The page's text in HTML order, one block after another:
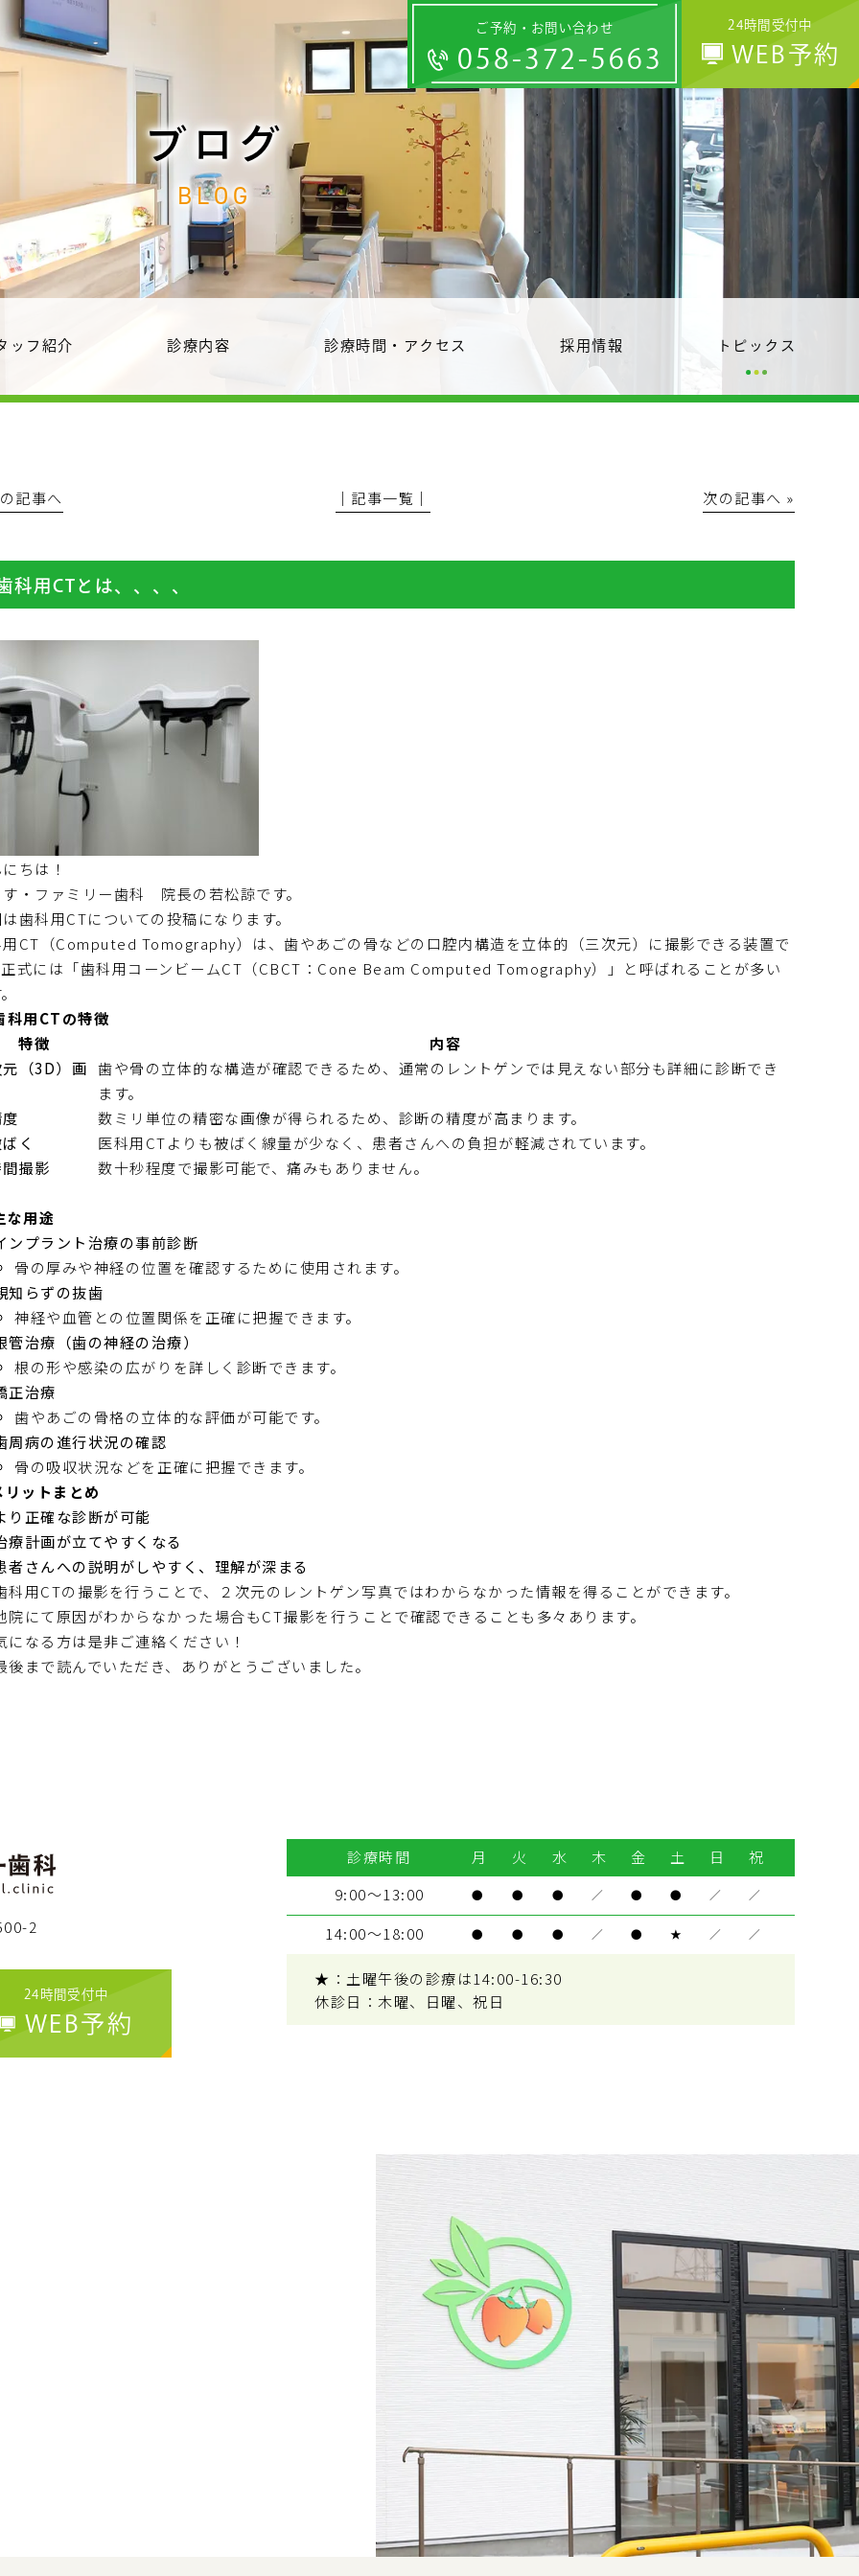
ご予約・お問い合わせ
058-372-5663
24時間受付中
WEB予約
ブログ
BLOG
ッフ紹介 診療内容 診療時間・アクセス 採用情報 トピックス
記事へ │記事一覧│ 次の記事へ »
科用CTとは、、、、
ちは！
・ファミリー歯科 院長の若松諒です。
歯科用CTについての投稿になります。
CT（Computed Tomography）は、歯やあごの骨などの口腔内構造を立体的（三次元）に撮影できる装置で
式には「歯科用コーンビームCT（CBCT：Cone Beam Computed Tomography）」と呼ばれることが多い
科用CTの特徴
特徴
内容
（3D）画 歯や骨の立体的な構造が確認できるため、通常のレントゲンでは見えない部分も詳細に診断でき
ます。
数ミリ単位の精密な画像が得られるため、診断の精度が高まります。
く
医科用CTよりも被ばく線量が少なく、患者さんへの負担が軽減されています。
撮影
数十秒程度で撮影可能で、痛みもありません。
な用途
ンプラント治療の事前診断
骨の厚みや神経の位置を確認するために使用されます。
知らずの抜歯
神経や血管との位置関係を正確に把握できます。
管治療（歯の神経の治療）
根の形や感染の広がりを詳しく診断できます。
正治療
歯やあごの骨格の立体的な評価が可能です。
周病の進行状況の確認
骨の吸収状況などを正確に把握できます。
リットまとめ
り正確な診断が可能
療計画が立てやすくなる
者さんへの説明がしやすく、理解が深まる
科用CTの撮影を行うことで、２次元のレントゲン写真ではわからなかった情報を得ることができます。
院にて原因がわからなかった場合もCT撮影を行うことで確認できることも多々あります。
になる方は是非ご連絡ください！
後まで読んでいただき、ありがとうございました。
2
24時間受付中
WEB予約
診療時間 月 火 水 木 金 土 日
祝
9:00～13:00
● ● ● ／ ● ● ／ ／
14:00～18:00 ● ● ● ／ ● ★ ／ ／
★：土曜午後の診療は14:00-16:30
休診日：木曜、日曜、祝日